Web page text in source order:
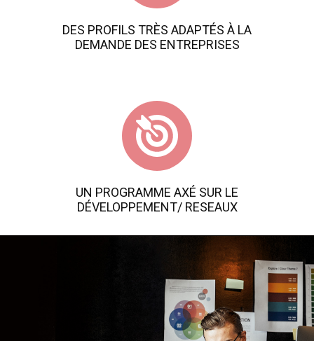
DES PROFILS TRÈS ADAPTÉS À LA
DEMANDE DES ENTREPRISES
UN PROGRAMME AXÉ SUR LE
DÉVELOPPEMENT/ RESEAUX